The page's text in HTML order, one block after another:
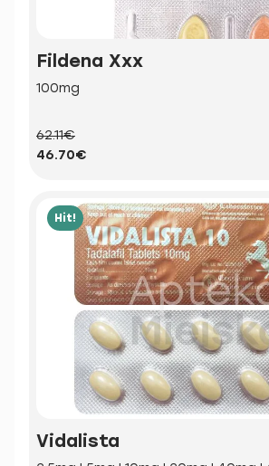
Fildena Xxx
100mg
62.11€
46.70€
Hit!
Vidalista